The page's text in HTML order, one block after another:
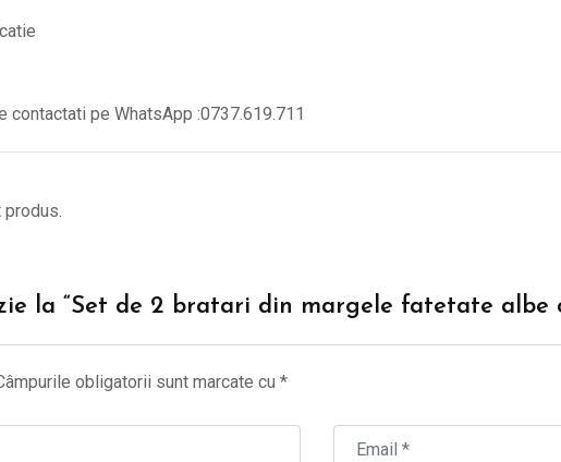
contactati pe WhatsApp :0737.619.711
la “Set de 2 bratari din margele fatetate albe
obligatorii sunt marcate cu *